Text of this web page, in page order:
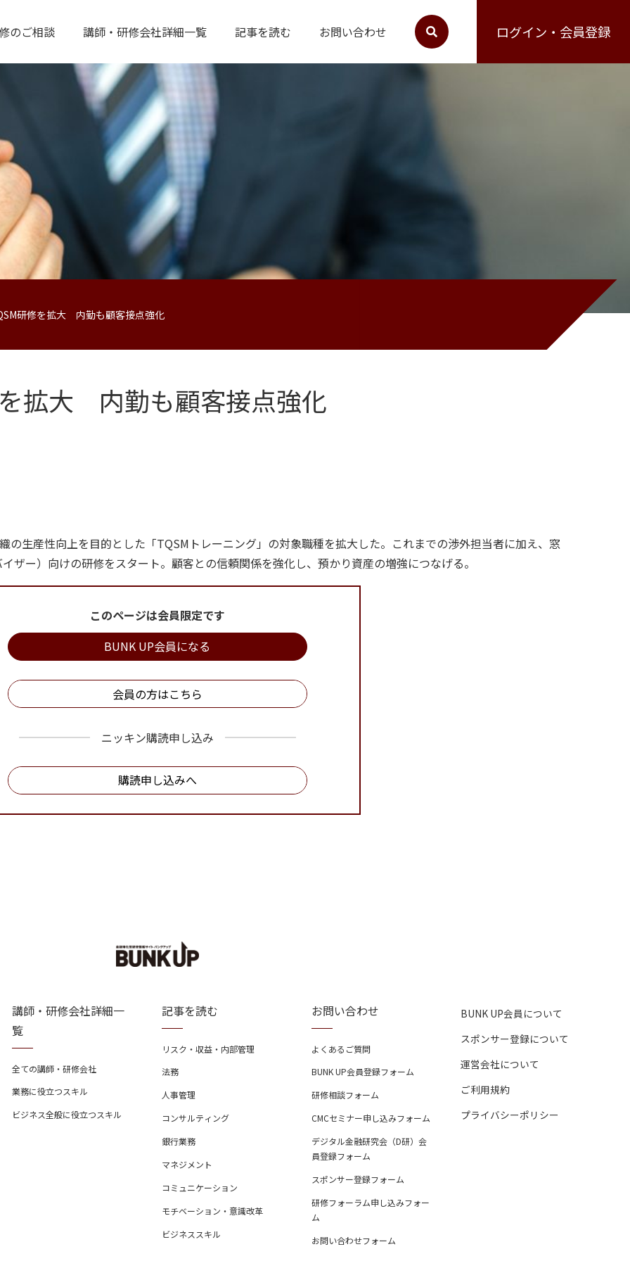
のご相談 講師・研修会社詳細一覧 記事を読む お問い合わせ ログイン・会員登録
研修を拡大 内勤も顧客接点強化
拡大 内勤も顧客接点強化
の生産性向上を目的とした「TQSMトレーニング」の対象職種を拡大した。これまでの渉外担当者に加え、窓
ザー）向けの研修をスタート。顧客との信頼関係を強化し、預かり資産の増強につなげる。
このページは会員限定です
BUNK UP会員になる
会員の方はこちら
ニッキン購読申し込み
購読申し込みへ
講師・研修会社詳細一
覧
全ての講師・研修会社
業務に役立つスキル
ビジネス全般に役立つスキル
記事を読む
リスク・収益・内部管理
法務
人事管理
コンサルティング
銀行業務
マネジメント
コミュニケーション
モチベーション・意識改革
ビジネススキル
お問い合わせ
よくあるご質問
BUNK UP会員登録フォーム
研修相談フォーム
CMCセミナー申し込みフォーム
デジタル金融研究会（D研）会
員登録フォーム
スポンサー登録フォーム
研修フォーラム申し込みフォー
ム
お問い合わせフォーム
BUNK UP会員について
スポンサー登録について
運営会社について
ご利用規約
プライバシーポリシー